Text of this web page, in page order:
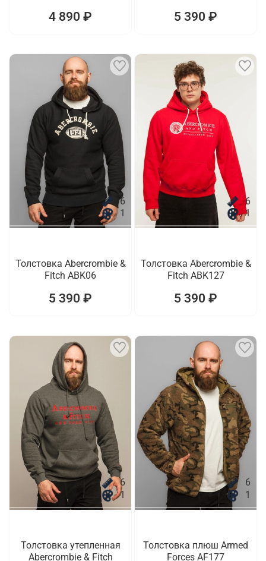
4 890 ₽ 5 390 ₽
6
1
Толстовка Abercrombie &
Fitch ABK06
5 390 ₽
6
1
Толстовка Abercrombie &
Fitch ABK127
5 390 ₽
6
1
Толстовка утепленная
Abercrombie & Fitch
6
1
Толстовка плюш Armed
Forces AF177